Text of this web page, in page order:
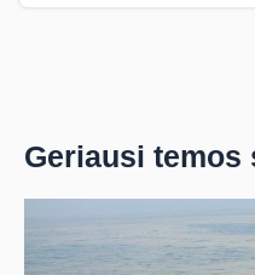
Geriausi temos